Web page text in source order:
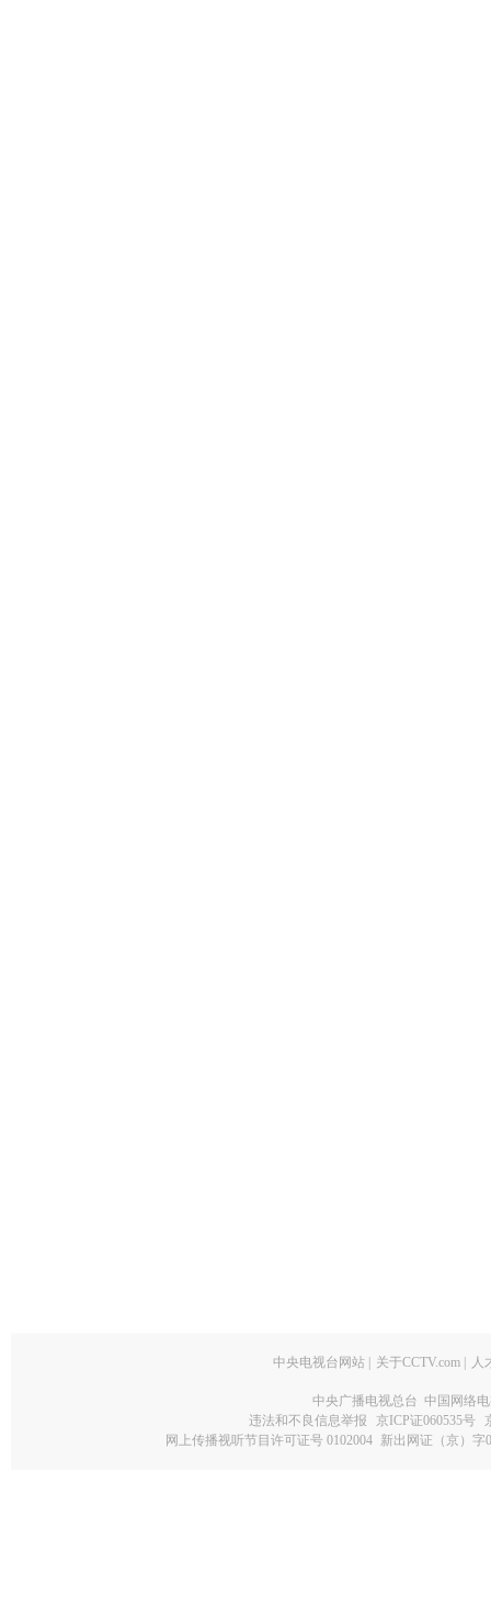
中央电视台网站 关于CCTV.com 人
中央广播电视总台 中国网络
违法和不良信息举报
京ICP证060535号
网上传播视听节目许可证号 0102004 新出网证（京）